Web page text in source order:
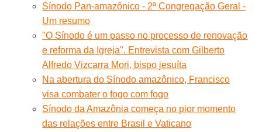
Sínodo Pan-amazônico - 2ª Congregação Geral -
Um resumo
''O Sínodo é um passo no processo de renovação
e reforma da Igreja''. Entrevista com Gilberto
Alfredo Vizcarra Mori, bispo jesuíta
Na abertura do Sínodo amazônico, Francisco
visa combater o fogo com fogo
Sínodo da Amazônia começa no pior momento
das relações entre Brasil e Vaticano